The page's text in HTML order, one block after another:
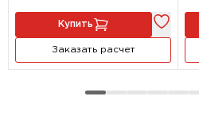
Купить
Заказать расчет